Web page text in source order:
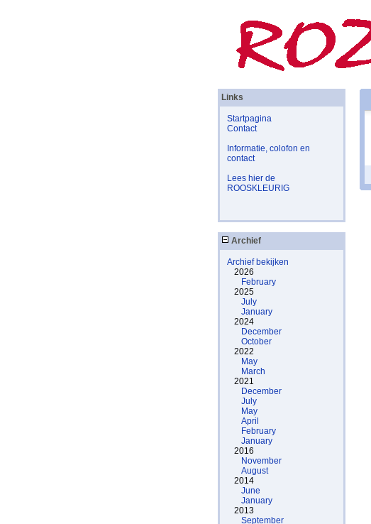
Links
Startpagina
Contact
Informatie, colofon en
contact
Lees hier de
ROOSKLEURIG
Archief
Archief bekijken
2026
February
2025
July
January
2024
December
October
2022
May
March
2021
December
July
May
April
February
January
2016
November
August
2014
June
January
2013
September